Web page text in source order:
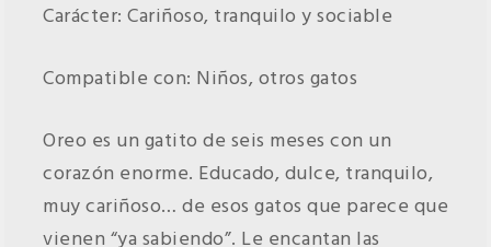
Carácter: Cariñoso, tranquilo y sociable
Compatible con: Niños, otros gatos
Oreo es un gatito de seis meses con un
corazón enorme. Educado, dulce, tranquilo,
muy cariñoso… de esos gatos que parece que
vienen “ya sabiendo”. Le encantan las